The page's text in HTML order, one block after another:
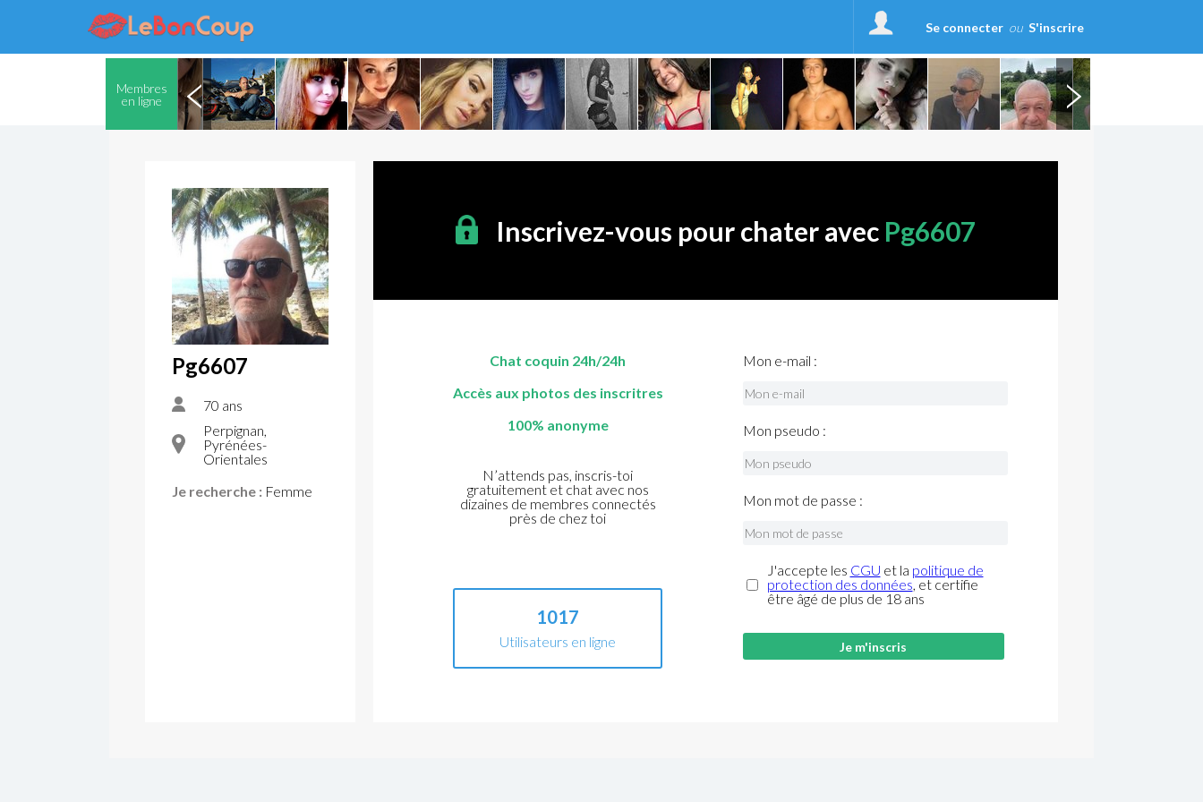
Se connecter ou S'inscrire
Membres
en ligne
Pg6607
70 ans
Perpignan,
Pyrénées-
Orientales
Je recherche : Femme
Inscrivez-vous pour chater avec Pg6607
Chat coquin 24h/24h
Accès aux photos des inscritres
100% anonyme
N’attends pas, inscris-toi
gratuitement et chat avec nos
dizaines de membres connectés
près de chez toi
1017
Utilisateurs en ligne
Mon e-mail :
Mon pseudo :
Mon mot de passe :
J'accepte les CGU et la politique de
protection des données, et certifie
être âgé de plus de 18 ans